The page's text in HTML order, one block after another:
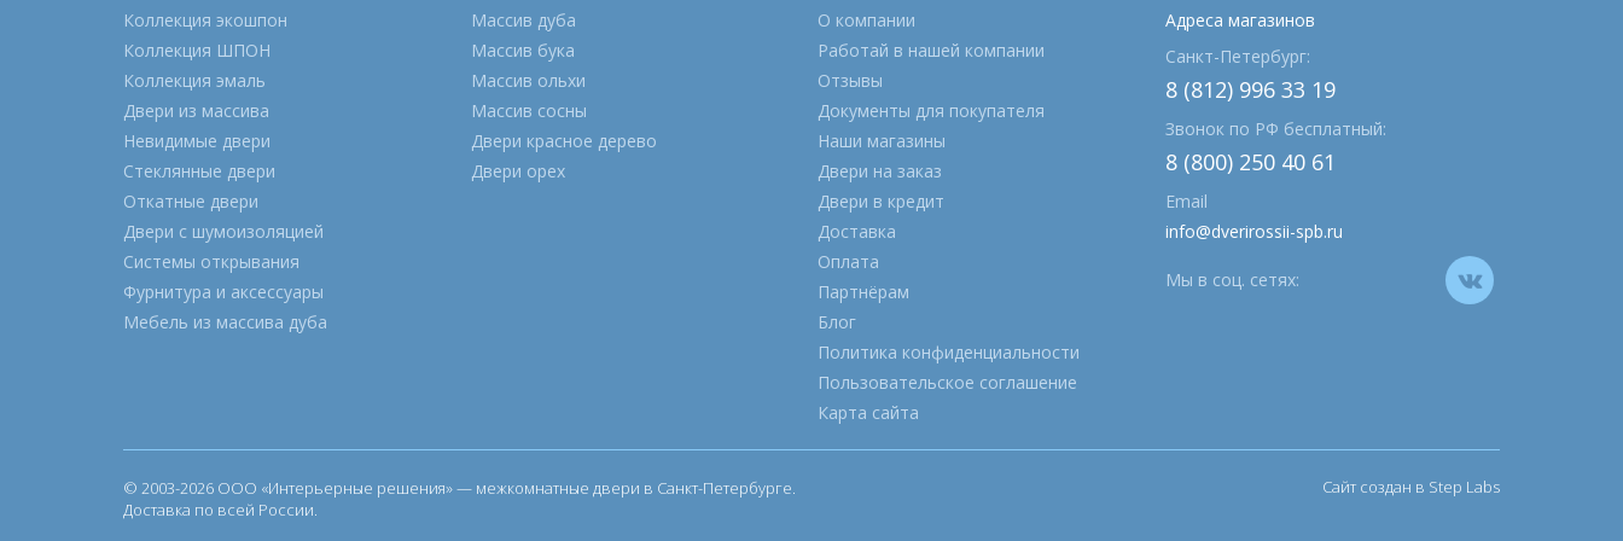
Коллекция экошпон
Коллекция ШПОН
Коллекция эмаль
Двери из массива
Невидимые двери
Стеклянные двери
Откатные двери
Двери с шумоизоляцией
Системы открывания
Фурнитура и аксессуары
Мебель из массива дуба
Массив дуба
Массив бука
Массив ольхи
Массив сосны
Двери красное дерево
Двери орех
О компании
Работай в нашей компании
Отзывы
Документы для покупателя
Наши магазины
Двери на заказ
Двери в кредит
Доставка
Оплата
Партнёрам
Блог
Политика конфиденциальности
Пользовательское соглашение
Карта сайта
Адреса магазинов
Санкт-Петербург:
8 (812) 996 33 19
Звонок по РФ бесплатный:
8 (800) 250 40 61
Email
info@dverirossii-spb.ru
Мы в соц. сетях:
© 2003-2026 ООО «Интерьерные решения» — межкомнатные двери в Санкт-Петербурге.
Доставка по всей России.
Сайт создан в Step Labs